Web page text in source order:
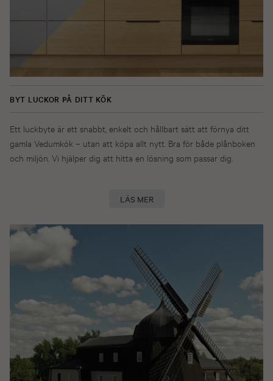
BYT LUCKOR PÅ DITT KÖK
Ett luckbyte är ett snabbt, enkelt och hållbart sätt att förnya ditt
gamla Vedumkök – utan att köpa allt nytt. Bra för både plånboken
och miljön. Vi hjälper dig att hitta en lösning som passar dig.
LÄS MER